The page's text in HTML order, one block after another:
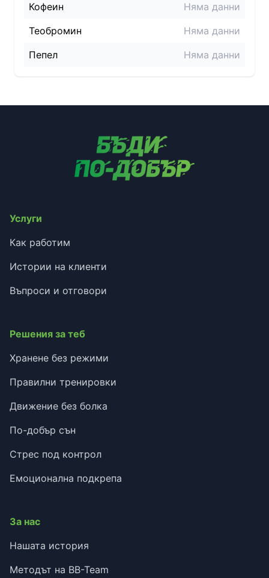
Кофеин
Няма данни
Теобромин
Няма данни
Пепел
Няма данни
Услуги
Как работим
Истории на клиенти
Въпроси и отговори
Решения за теб
Хранене без режими
Правилни тренировки
Движение без болка
По-добър сън
Стрес под контрол
Емоционална подкрепа
За нас
Нашата история
Методът на BB-Team